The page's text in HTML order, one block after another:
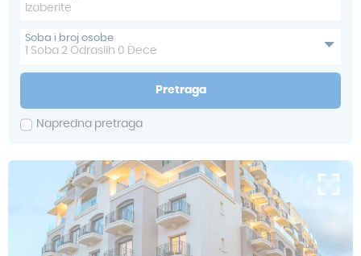
Soba i broj osobe
Soba 2 Odraslih 0 Dece
Pretraga
Napredna pretraga